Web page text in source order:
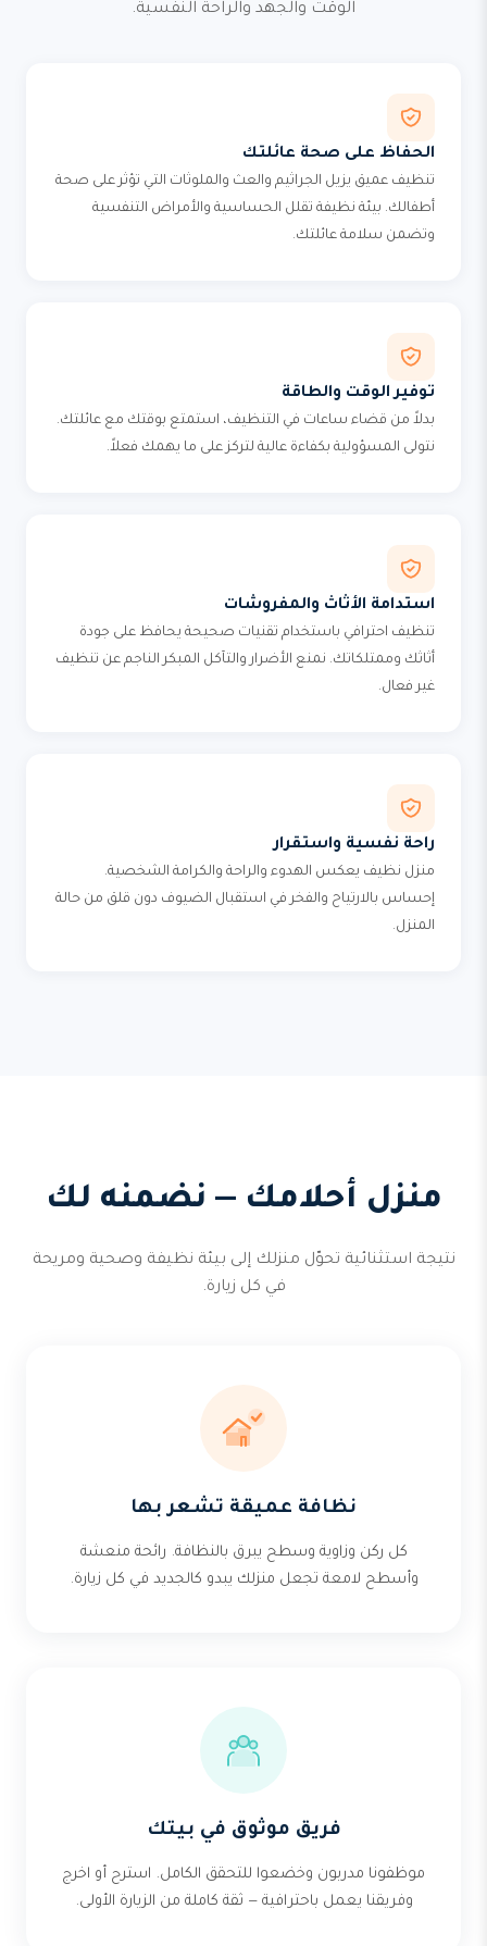
الوقت والجهد والراحة النفسية.
الحفاظ على صحة عائلتك
تنظيف عميق يزيل الجراثيم والعث والملوثات التي تؤثر على صحة
أطفالك. بيئة نظيفة تقلل الحساسية والأمراض التنفسية
وتضمن سلامة عائلتك.
توفير الوقت والطاقة
بدلاً من قضاء ساعات في التنظيف، استمتع بوقتك مع عائلتك.
نتولى المسؤولية بكفاءة عالية لتركز على ما يهمك فعلاً.
استدامة الأثاث والمفروشات
تنظيف احترافي باستخدام تقنيات صحيحة يحافظ على جودة
أثاثك وممتلكاتك. نمنع الأضرار والتآكل المبكر الناجم عن تنظيف
غير فعال.
راحة نفسية واستقرار
منزل نظيف يعكس الهدوء والراحة والكرامة الشخصية.
إحساس بالارتياح والفخر في استقبال الضيوف دون قلق من حالة
المنزل.
منزل أحلامك — نضمنه لك
نتيجة استثنائية تحوّل منزلك إلى بيئة نظيفة وصحية ومريحة
في كل زيارة.
نظافة عميقة تشعر بها
كل ركن وزاوية وسطح يبرق بالنظافة. رائحة منعشة
وأسطح لامعة تجعل منزلك يبدو كالجديد في كل زيارة.
فريق موثوق في بيتك
موظفونا مدربون وخضعوا للتحقق الكامل. استرح أو اخرج
وفريقنا يعمل باحترافية — ثقة كاملة من الزيارة الأولى.